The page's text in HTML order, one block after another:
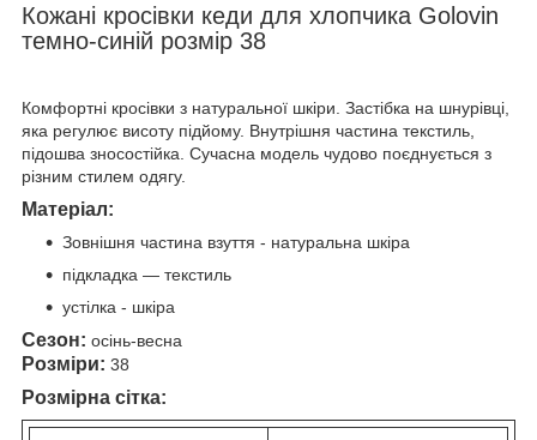
Кожані кросівки кеди для хлопчика Golovin
темно-синій розмір 38
Комфортні кросівки з натуральної шкіри. Застібка на шнурівці,
яка регулює висоту підйому. Внутрішня частина текстиль,
підошва зносостійка Сучасна модель чудово поєднується з
різним стилем одягу.
Матеріал:
Зовнішня частина взуття - натуральна шкіра
підкладка — текстиль
устілка - шкіра
Сезон: осінь-весна
Розміри: 38
Розмірна сітка: